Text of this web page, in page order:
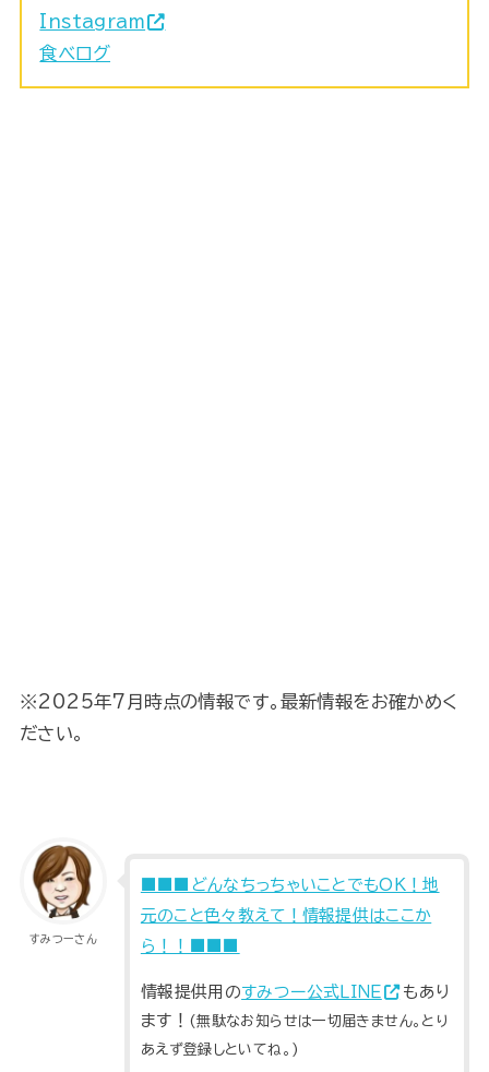
Instagram
食べログ
※2025年7月時点の情報です。最新情報をお確かめく
ださい。
すみつーさん
■■■どんなちっちゃいことでもOK！地
元のこと色々教えて！情報提供はここか
ら！！■■■
情報提供用のすみつー公式ＬＩＮＥ
もあり
ます！ (無駄なお知らせは一切届きません。とり
あえず登録しといてね。)